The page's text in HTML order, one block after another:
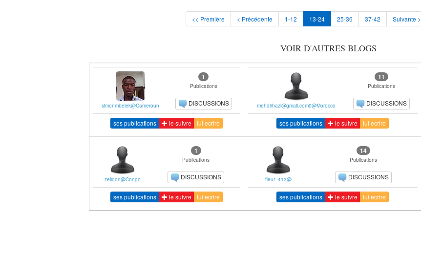
<< Première < Précédente 1-12 13-24 25-36 37-42 Suivante >
VOIR D'AUTRES BLOGS
simonmbelek@Cameroun
1
Publications
DISCUSSIONS
ses publications le suivre lui ecrire
mehdirhazi@gmail.com0@Morocco
11
Publications
DISCUSSIONS
ses publications le suivre lui ecrire
zelidon@Congo
1
Publications
DISCUSSIONS
ses publications le suivre lui ecrire
fleur_413@
14
Publications
DISCUSSIONS
ses publications le suivre lui ecrire